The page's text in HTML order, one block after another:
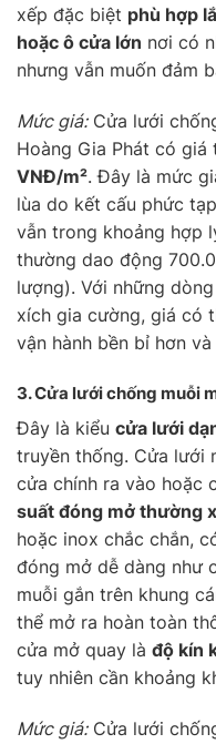
xếp đặc biệt phù hợp
hoặc ô cửa lớn nơi có
nhưng vẫn muốn đảm
Mức giá:Cửa lưới
Hoàng Gia Phát có giá
VNĐ/m². Đây là mức
lùa do kết cấu phức
vẫn trong khoảng hợp
thường dao động
lượng). Với những
xích gia cường, giá có
vận hành bền bỉ hơn
3. Cửa lưới chống muỗi
Đây là kiểu cửa lưới
truyền thống. Cửa lưới
cửa chính ra vào hoặc
suất đóng mở thường
hoặc inox chắc chắn,
đóng mở dễ dàng như
muỗi gắn trên khung
thể mở ra hoàn toàn
cửa mở quay là độ kín
tuy nhiên cần khoảng
Mức giá:Cửa lưới